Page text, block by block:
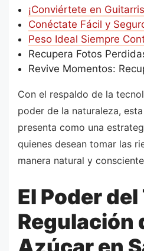
¡Conviértete en
Conéctate Fácil y
Peso Ideal Siempre
Recupera Fotos
Revive Momentos:
Con el respaldo de la
poder de la naturaleza,
presenta como una
quienes desean tomar las
manera natural y
El Poder del
Regulación